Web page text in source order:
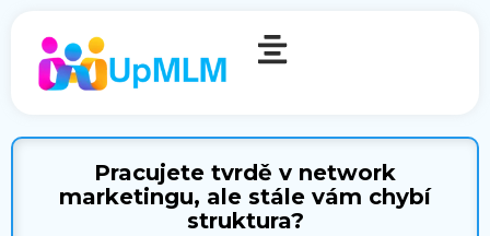
Pracujete tvrdě v network
marketingu, ale stále vám chybí
struktura?